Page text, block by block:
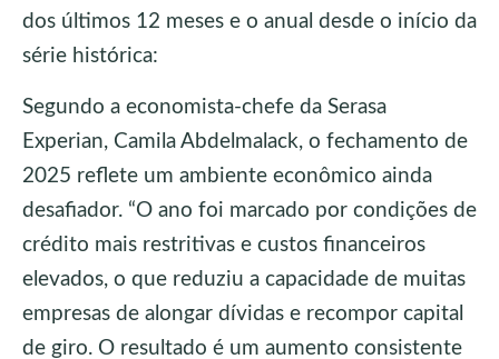
dos últimos 12 meses e o anual desde o início da
série histórica:
Segundo a economista-chefe da Serasa
Experian, Camila Abdelmalack, o fechamento de
2025 reflete um ambiente econômico ainda
desafiador. “O ano foi marcado por condições de
crédito mais restritivas e custos financeiros
elevados, o que reduziu a capacidade de muitas
empresas de alongar dívidas e recompor capital
de giro. O resultado é um aumento consistente